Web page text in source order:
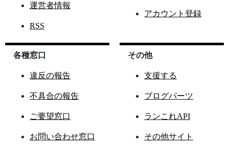
運営者情報
RSS
アカウント登録
各種窓口
違反の報告
不具合の報告
ご要望窓口
お問い合わせ窓口
その他
支援する
ブログパーツ
ランこれAPI
その他サイト